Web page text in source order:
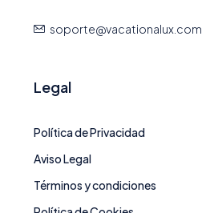
soporte@vacationalux.com
Legal
Política de Privacidad
Aviso Legal
Términos y condiciones